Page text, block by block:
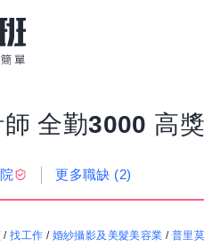
全勤3000 高
更多職缺 (2)
/找工作 / 婚紗攝影及美髮美容業 / 普里